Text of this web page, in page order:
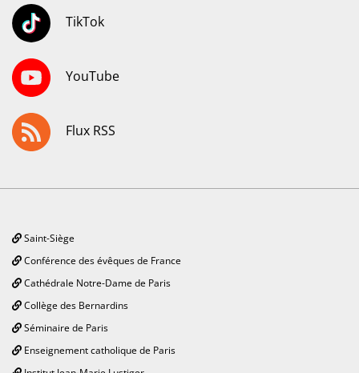
TikTok
YouTube
Flux RSS
Saint-Siège
Conférence des évêques de France
Cathédrale Notre-Dame de Paris
Collège des Bernardins
Séminaire de Paris
Enseignement catholique de Paris